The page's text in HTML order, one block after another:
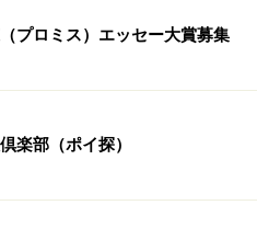
プロミス）エッセー大賞募集
楽部（ポイ探）